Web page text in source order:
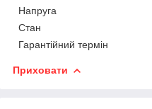
Напруга
Стан
Гарантійний термін
Приховати